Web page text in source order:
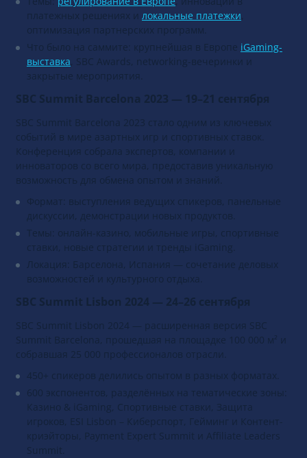
платежных решениях и локальные платежки,
оптимизация партнерских программ.
Что было на саммите: крупнейшая в Европе iGaming-
выставка, SBC Awards, networking-вечеринки и
закрытые мероприятия.
SBC Summit Barcelona 2023 — 19–21 сентября
SBC Summit Barcelona 2023 стало одним из ключевых
событий в мире азартных игр и спортивных ставок.
Конференция собрала экспертов, компании и
инноваторов со всего мира, предоставив уникальную
возможность для обмена опытом и знаний.
Формат: выступления ведущих спикеров, панельные
дискуссии, демонстрации новых продуктов.
Темы: онлайн-казино, мобильные игры, спортивные
ставки, новые стратегии и тренды iGaming.
Локация: Барселона, Испания — сочетание деловых
возможностей и культурного отдыха.
SBC Summit Lisbon 2024 — 24–26 сентября
SBC Summit Lisbon 2024 — расширенная версия SBC
Summit Barcelona, прошедшая на площадке 100 000 м² и
собравшая 25 000 профессионалов отрасли.
450+ спикеров делились опытом в разных форматах.
600 экспонентов, разделённых на тематические зоны:
Казино & iGaming, Спортивные ставки, Защита
игроков, ESI Lisbon – Киберспорт, Гейминг и Контент-
криэйторы, Payment Expert Summit и Affiliate Leaders
Summit.